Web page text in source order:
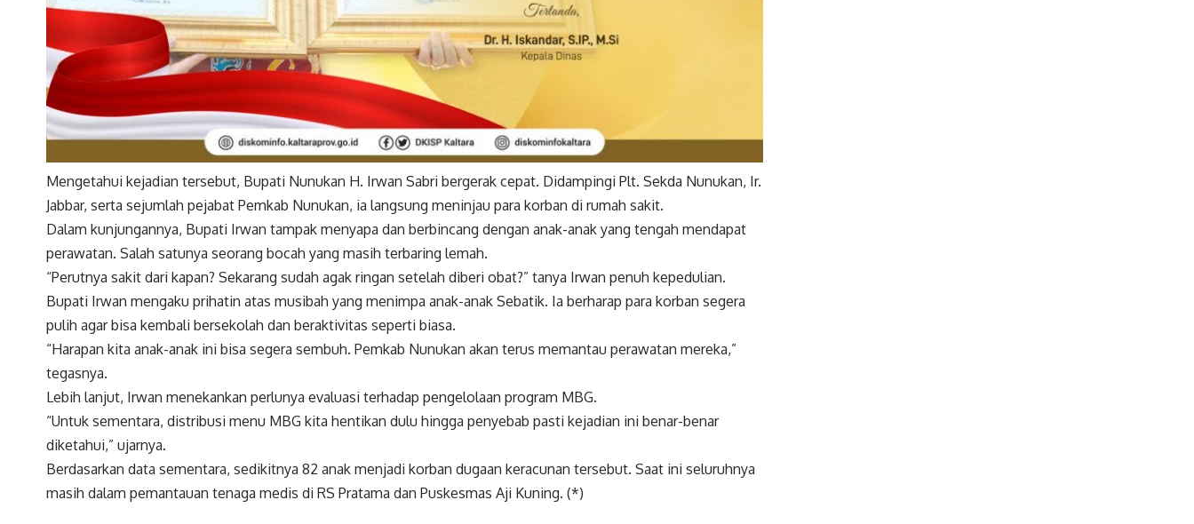
Mengetahui kejadian tersebut, Bupati Nunukan H. Irwan Sabri bergerak cepat. Didampingi Plt. Sekda Nunukan, Ir.
Jabbar, serta sejumlah pejabat Pemkab Nunukan, ia langsung meninjau para korban di rumah sakit.
Dalam kunjungannya, Bupati Irwan tampak menyapa dan berbincang dengan anak-anak yang tengah mendapat
perawatan. Salah satunya seorang bocah yang masih terbaring lemah.
“Perutnya sakit dari kapan? Sekarang sudah agak ringan setelah diberi obat?” tanya Irwan penuh kepedulian.
Bupati Irwan mengaku prihatin atas musibah yang menimpa anak-anak Sebatik. Ia berharap para korban segera
pulih agar bisa kembali bersekolah dan beraktivitas seperti biasa.
“Harapan kita anak-anak ini bisa segera sembuh. Pemkab Nunukan akan terus memantau perawatan mereka,”
tegasnya.
Lebih lanjut, Irwan menekankan perlunya evaluasi terhadap pengelolaan program MBG.
“Untuk sementara, distribusi menu MBG kita hentikan dulu hingga penyebab pasti kejadian ini benar-benar
diketahui,” ujarnya.
Berdasarkan data sementara, sedikitnya 82 anak menjadi korban dugaan keracunan tersebut. Saat ini seluruhnya
masih dalam pemantauan tenaga medis di RS Pratama dan Puskesmas Aji Kuning. (*)